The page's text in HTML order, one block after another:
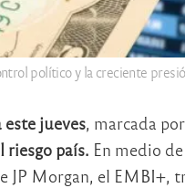
político y la creciente
jueves, marcada
riesgo país. En medio
JP Morgan, el EMBI+,